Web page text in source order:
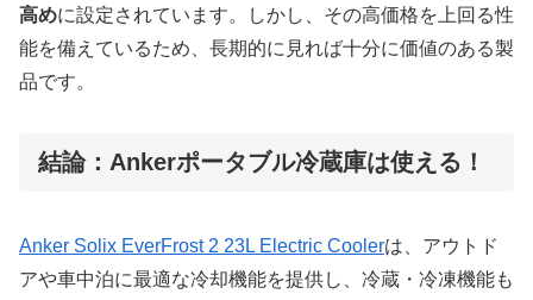
高めに設定されています。しかし、その高価格を上回る性
能を備えているため、長期的に見れば十分に価値のある製
品です。
結論：Ankerポータブル冷蔵庫は使える！
Anker Solix EverFrost 2 23L Electric Coolerは、アウトド
アや車中泊に最適な冷却機能を提供し、冷蔵・冷凍機能も